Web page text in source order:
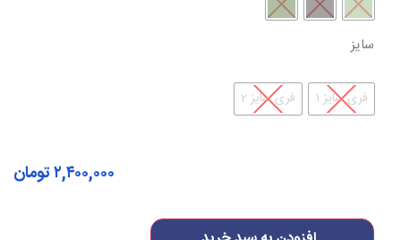
سایز
فری سایز 1 فری سایز 2
۲,۴۰۰,۰۰۰تومان